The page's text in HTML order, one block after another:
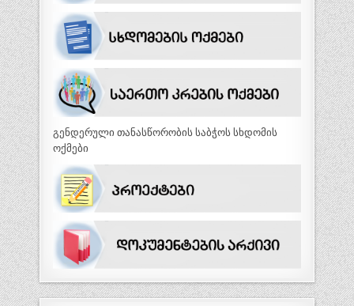
გენდერული თანასწორობის საბჭოს სხდომის
ოქმები